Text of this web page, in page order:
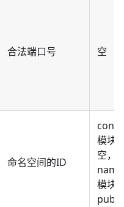
合法端口号 空
命名空间的ID
模块
空，
模块